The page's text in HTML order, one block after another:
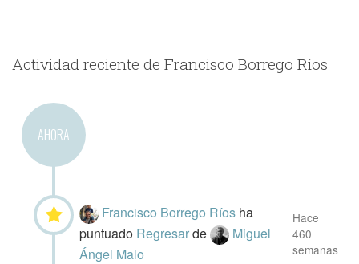
Actividad reciente de Francisco Borrego Ríos
AHORA
Francisco Borrego Ríos ha
puntuado Regresarde
Miguel
Ángel Malo
Hace
460
semanas